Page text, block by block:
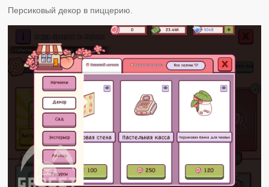
Персиковый декор в пиццерию.